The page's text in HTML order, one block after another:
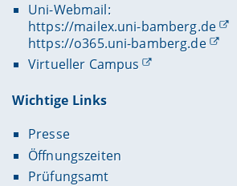
Uni-Webmail:
https://mailex.uni-bamberg.de
https://o365.uni-bamberg.de
Virtueller Campus
Wichtige Links
Presse
Öffnungszeiten
Prüfungsamt